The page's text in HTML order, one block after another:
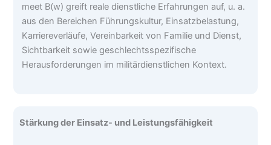
meet B(w) greift reale dienstliche Erfahrungen auf, u. a.
aus den Bereichen Führungskultur, Einsatzbelastung,
Karriereverläufe, Vereinbarkeit von Familie und Dienst,
Sichtbarkeit sowie geschlechtsspezifische
Herausforderungen im militärdienstlichen Kontext.
Stärkung der Einsatz- und Leistungsfähigkeit